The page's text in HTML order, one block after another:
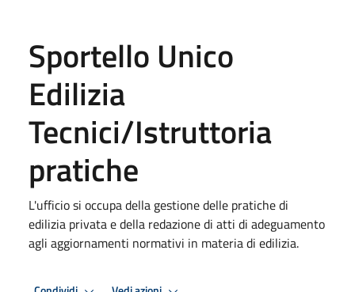
Sportello Unico
Edilizia
Tecnici/Istruttoria
pratiche
L'ufficio si occupa della gestione delle pratiche di
edilizia privata e della redazione di atti di adeguamento
agli aggiornamenti normativi in materia di edilizia.